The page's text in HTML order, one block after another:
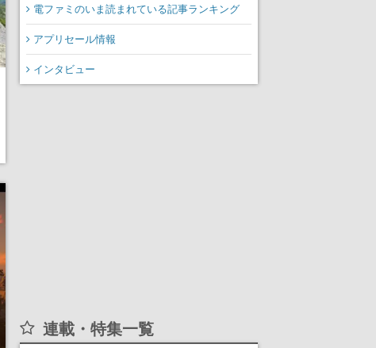
ニングナイトライブにて
ディレクターの浜口直樹
電ファミのいま読まれている記事ランキング
アプリセール情報
インタビュー
連載・特集一覧